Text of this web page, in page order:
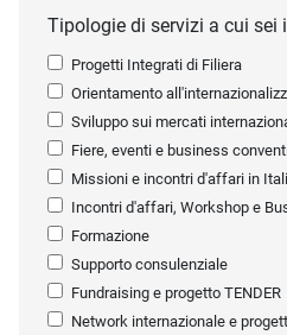
Tipologie di servizi a cui sei
Progetti Integrati di Filiera
Orientamento
Sviluppo sui mercati
Fiere, eventi e business
Missioni e incontri d'affari in
Incontri d'affari, Workshop e
Formazione
Supporto consulenziale
Fundraising e progetto TENDER
Network internazionale e